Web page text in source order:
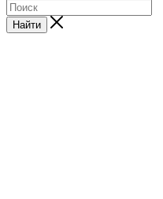
Найти